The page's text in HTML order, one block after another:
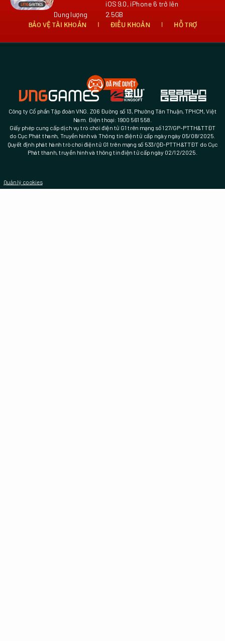
Dung lượng
iOS 9.0, iPhone 6 trở lên
2.5GB
BẢO VỆ TÀI KHOẢN ĐIỀU KHOẢN HỖ TRỢ
Công ty Cổ phần Tập đoàn VNG. Z06 Đường số 13, Phường Tân Thuận, TPHCM, Việt
Nam. Điện thoại: 1900 561 558.
Giấy phép cung cấp dịch vụ trò chơi điện tử G1 trên mạng số 127/GP-PTTH&TTĐT
do Cục Phát thanh, Truyền hình và Thông tin điện tử cấp ngày ngày 05/08/2025
Quyết định phát hành trò chơi điện tử G1 trên mạng số 533/QĐ-PTTH&TTĐT do Cục
Phát thanh, truyền hình và thông tin điện tử cấp ngày 02/12/2025.
Quản lý cookies